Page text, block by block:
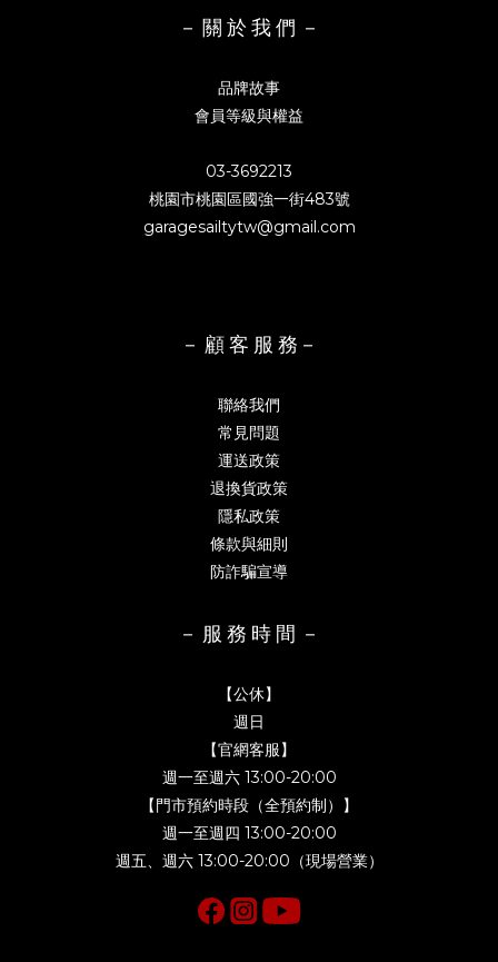
－ 關 於 我 們 －
品牌故事
會員等級與權益
03-3692213
桃園市桃園區國強一街483號
garagesailtytw@gmail.com
－ 顧 客 服 務－
聯絡我們
常見問題
運送政策
退換貨政策
隱私政策
條款與細則
防詐騙宣導
－ 服 務 時 間 －
【公休】
週日
【官網客服】
週一至週六 13:00-20:00
【門市預約時段（全預約制）】
週一至週四 13:00-20:00
週五、週六 13:00-20:00（現場營業）